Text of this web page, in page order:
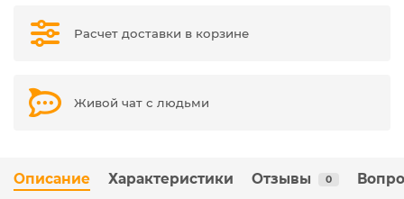
Расчет доставки в корзине
Живой чат с людьми
Описание Характеристики Отзывы 0